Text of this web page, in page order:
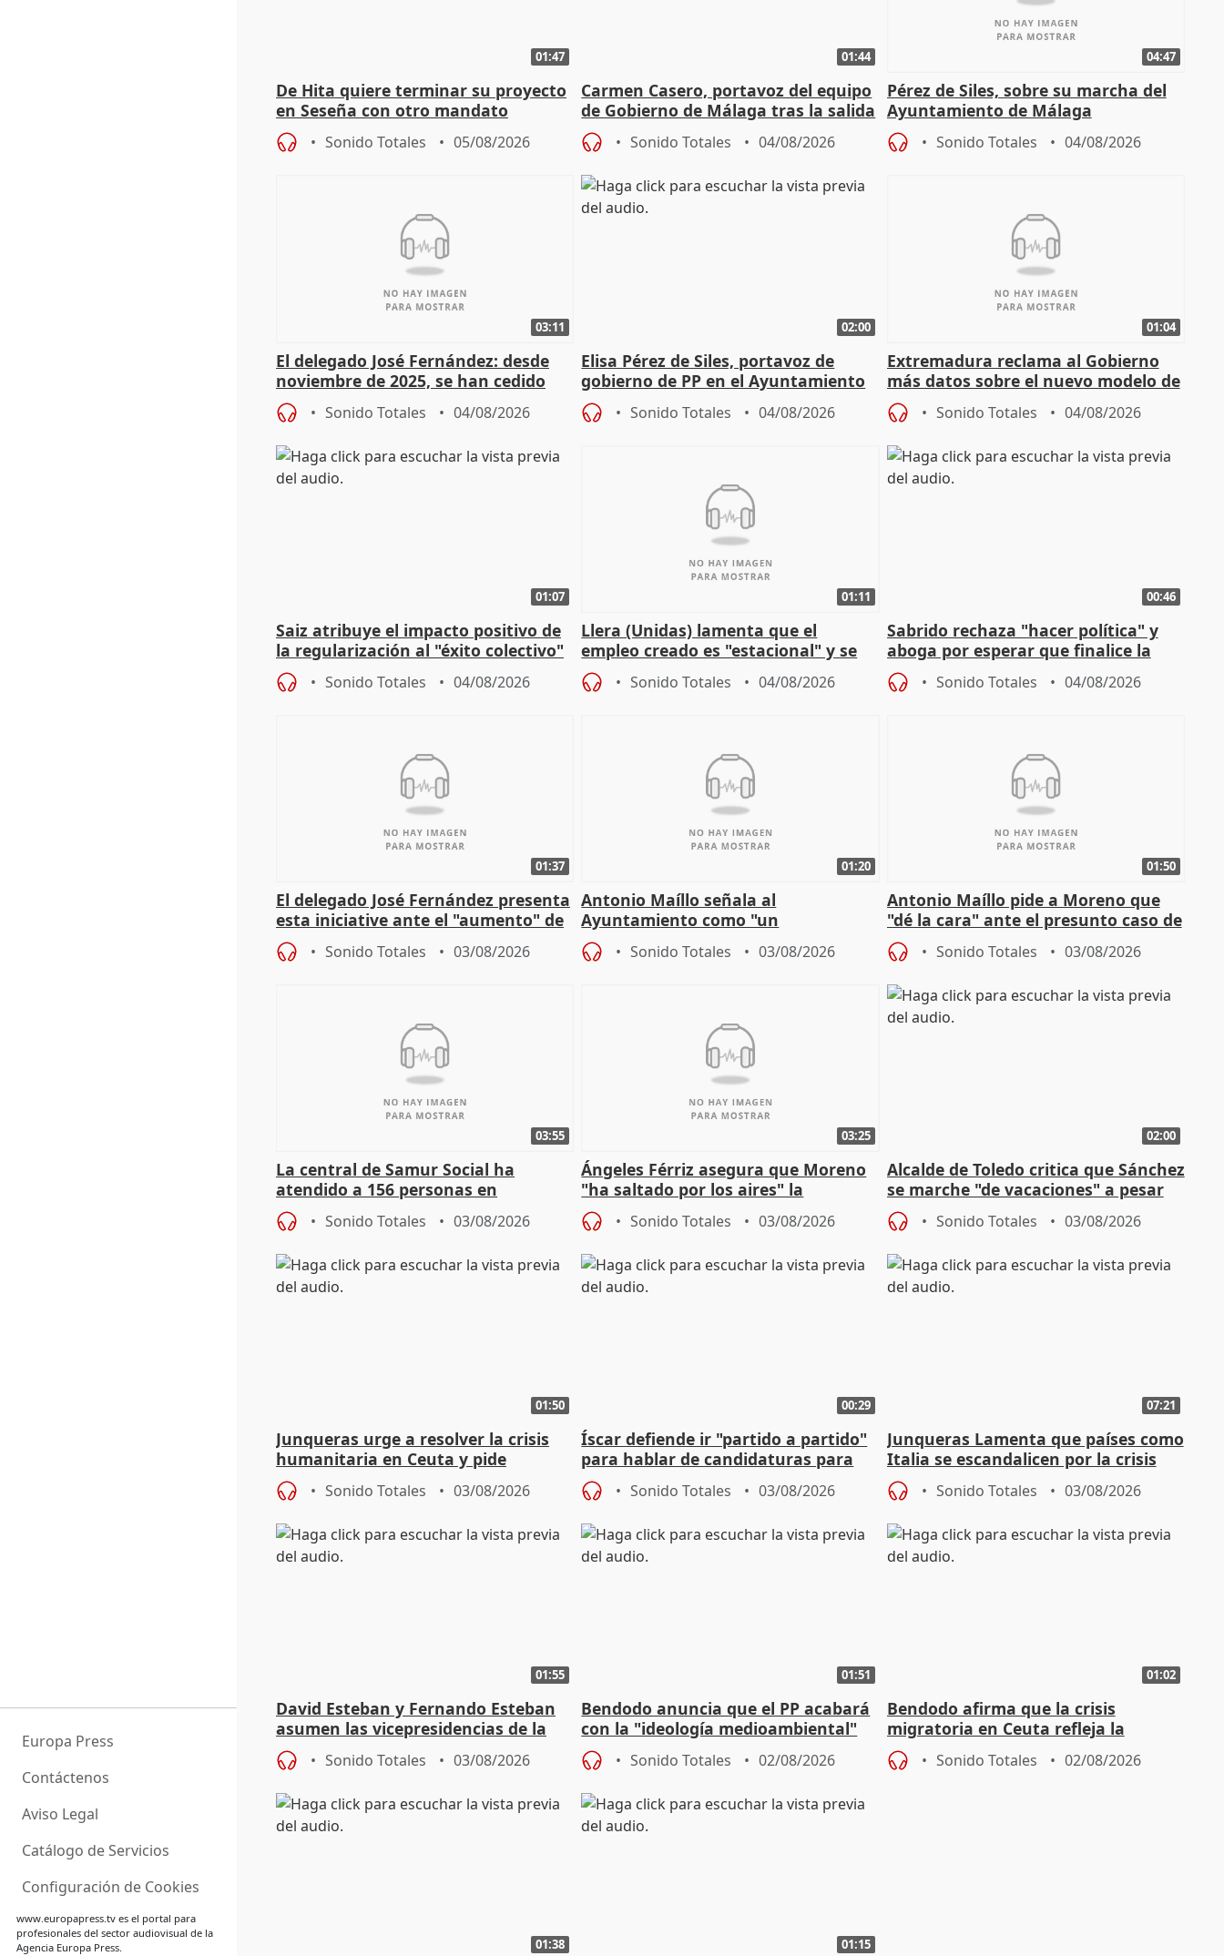
Europa Press
Contáctenos
Aviso Legal
Catálogo de Servicios
Configuración de Cookies
www.europapress.tves el portal para
profesionales del sector audiovisual de la
Agencia Europa Press.
01:47
De Hita quiere terminar su proyecto
en Seseña con otro mandato
Sonido Totales 05/08/2026
01:44
Carmen Casero, portavoz del equipo
de Gobierno de Málaga tras la salida
de Pérez de Siles
Sonido Totales 04/08/2026
04:47
Pérez de Siles, sobre su marcha del
Ayuntamiento de Málaga
Sonido Totales 04/08/2026
03:11
El delegado José Fernández: desde
noviembre de 2025, se han cedido
9.810 ayudas por nacimiento
Sonido Totales 04/08/2026
02:00
Elisa Pérez de Siles, portavoz de
gobierno de PP en el Ayuntamiento
de Málaga, deja la política
Sonido Totales 04/08/2026
01:04
Extremadura reclama al Gobierno
más datos sobre el nuevo modelo de
financiación
Sonido Totales 04/08/2026
01:07
Saiz atribuye el impacto positivo de
la regularización al "éxito colectivo"
del Gobierno
Sonido Totales 04/08/2026
01:11
Llera (Unidas) lamenta que el
empleo creado es "estacional" y se
"esfumará" al acabar el verano
Sonido Totales 04/08/2026
00:46
Sabrido rechaza "hacer política" y
aboga por esperar que finalice la
investigación del incendio
Sonido Totales 04/08/2026
01:37
El delegado José Fernández presenta
esta iniciative ante el "aumento" de
personas sin hogar en Madri
Sonido Totales 03/08/2026
01:20
Antonio Maíllo señala al
Ayuntamiento como "un
especulador más" sobre viviendas de
Jiménez Becerril
Sonido Totales 03/08/2026
01:50
Antonio Maíllo pide a Moreno que
"dé la cara" ante el presunto caso de
acoso del CEO de ADM
Sonido Totales 03/08/2026
03:55
La central de Samur Social ha
atendido a 156 personas en
situación de calle durante Campaña
de CalorSonido Totales 03/08/2026
03:25
Ángeles Férriz asegura que Moreno
"ha saltado por los aires" la
negociación tras acuerdo con SMA
Sonido Totales 03/08/2026
02:00
Alcalde de Toledo critica que Sánchez
se marche "de vacaciones" a pesar
de la crisis migratoria
Sonido Totales 03/08/2026
01:50
Junqueras urge a resolver la crisis
humanitaria en Ceuta y pide
responsabilidad a la UE
Sonido Totales 03/08/2026
00:29
Íscar defiende ir "partido a partido"
para hablar de candidaturas para
2027
Sonido Totales 03/08/2026
07:21
Junqueras Lamenta que países como
Italia se escandalicen por la crisis
migratoria
Sonido Totales 03/08/2026
01:55
David Esteban y Fernando Esteban
asumen las vicepresidencias de la
Diputación de Valladolid
Sonido Totales 03/08/2026
01:51
Bendodo anuncia que el PP acabará
con la "ideología medioambiental"
para regenerar las playas
Sonido Totales 02/08/2026
01:02
Bendodo afirma que la crisis
migratoria en Ceuta refleja la
"extrema debilidad" del Gobierno
Sonido Totales 02/08/2026
01:38 01:15